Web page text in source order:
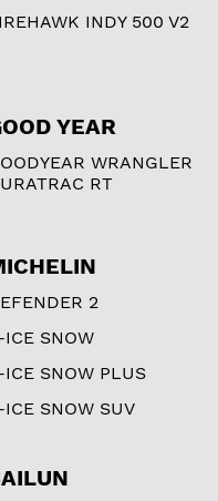
INDY 500 V2
YEAR
WRANGLER
RT
2
ICE SNOW
ICE SNOW PLUS
ICE SNOW SUV